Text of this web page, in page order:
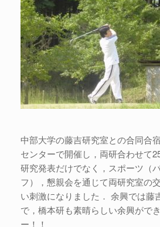
中部大学の藤吉研究室との合同合
センターで開催し，両研合わせて
研究発表だけでなく，スポーツ（
フ），懇親会を通じて両研究室の
い刺激になりました． 余興では藤
で，橋本研も素晴らしい余興がで
ー！！